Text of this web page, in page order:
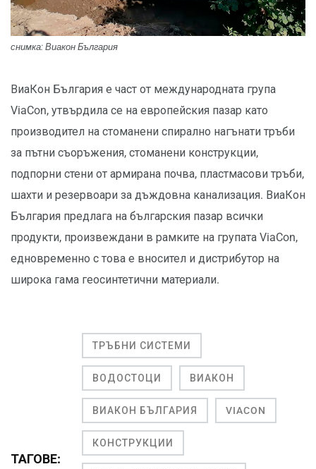
снимка: Виакон България
ВиаКон България е част от международната група
ViaCon, утвърдила се на европейския пазар като
производител на стоманени спирално нагънати тръби
за пътни съоръжения, стоманени конструкции,
подпорни стени от армирана почва, пластмасови тръби,
шахти и резервоари за дъждовна канализация. ВиаКон
България предлага на българския пазар всички
продукти, произвеждани в рамките на групата ViaCon,
едновременно с това е вносител и дистрибутор на
широка гама геосинтетични материали.
ТАГОВЕ:
ТРЪБНИ СИСТЕМИ
ВОДОСТОЦИ ВИАКОН
ВИАКОН БЪЛГАРИЯ VIACON
КОНСТРУКЦИИ